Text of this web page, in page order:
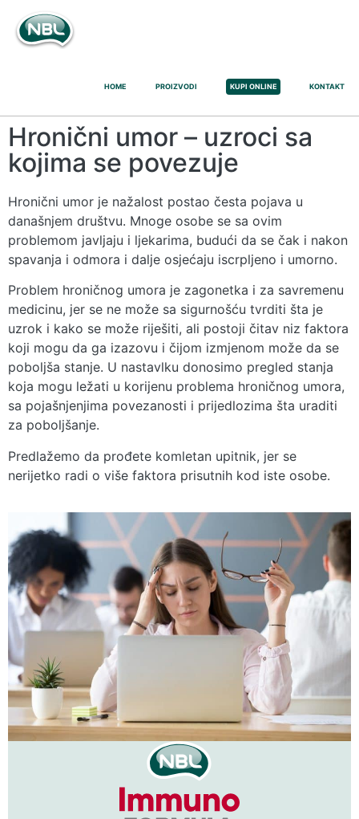
HOME PROIZVODI KUPI ONLINE KONTAKT
Hronični umor – uzroci sa
kojima se povezuje
Hronični umor je nažalost postao česta pojava u
današnjem društvu. Mnoge osobe se sa ovim
problemom javljaju i ljekarima, budući da se čak i nakon
spavanja i odmora i dalje osjećaju iscrpljeno i umorno.
Problem hroničnog umora je zagonetka i za savremenu
medicinu, jer se ne može sa sigurnošću tvrditi šta je
uzrok i kako se može riješiti, ali postoji čitav niz faktora
koji mogu da ga izazovu i čijom izmjenom može da se
poboljša stanje. U nastavlku donosimo pregled stanja
koja mogu ležati u korijenu problema hroničnog umora,
sa pojašnjenjima povezanosti i prijedlozima šta uraditi
za poboljšanje.
Predlažemo da prođete komletan upitnik, jer se
nerijetko radi o više faktora prisutnih kod iste osobe.